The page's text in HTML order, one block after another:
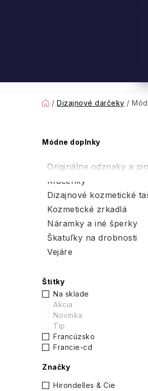
Domov
/ Dizajnové darčeky /
B
o
č
n
ý
p
n
l
Módne doplnky
Originálne odznaky a
Kľúčenky
Dizajnové kozmetické
Kozmetické zrkadlá
Náramky a iné šperky
Škatuľky na drobnosti
Vejáre
Štítky
Na sklade
Akcia
Novinka
Tip
Francúzsko
Francie-cd
Značky
Hirondelles & Cie